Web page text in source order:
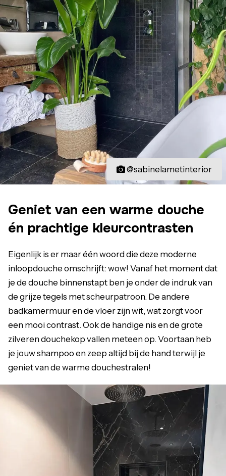
@sabinelametinterior
Geniet van een warme douche
én prachtige kleurcontrasten
Eigenlijk is er maar één woord die deze moderne
inloopdouche omschrijft: wow! Vanaf het moment dat
je de douche binnenstapt ben je onder de indruk van
de grijze tegels met scheurpatroon. De andere
badkamermuur en de vloer zijn wit, wat zorgt voor
een mooi contrast. Ook de handige nis en de grote
zilveren douchekop vallen meteen op. Voortaan heb
je jouw shampoo en zeep altijd bij de hand terwijl je
geniet van de warme douchestralen!